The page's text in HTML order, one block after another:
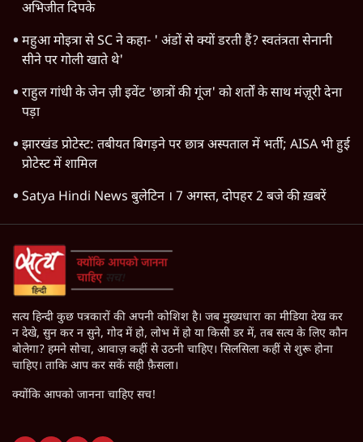
अभिजीत दिपके
महुआ मोइत्रा से SC ने कहा- ' अंडों से क्यों डरती हैं? स्वतंत्रता सेनानी
सीने पर गोली खाते थे'
राहुल गांधी के जेन ज़ी इवेंट 'छात्रों की गूंज' को शर्तों के साथ मंज़ूरी देना
पड़ा
झारखंड प्रोटेस्ट: तबीयत बिगड़ने पर छात्र अस्पताल में भर्ती; AISA भी हुई
प्रोटेस्ट में शामिल
Satya Hindi News बुलेटिन । 7 अगस्त, दोपहर 2 बजे की ख़बरें
सत्य हिन्दी कुछ पत्रकारों की अपनी कोशिश है। जब मुख्यधारा का मीडिया देख कर
न देखे, सुन कर न सुने, गोद में हो, लोभ में हो या किसी डर में, तब सत्य के लिए कौन
बोलेगा? हमने सोचा, आवाज़ कहीं से उठनी चाहिए। सिलसिला कहीं से शुरू होना
चाहिए। ताकि आप कर सकें सही फ़ैसला।
क्योंकि आपको जानना चाहिए सच!